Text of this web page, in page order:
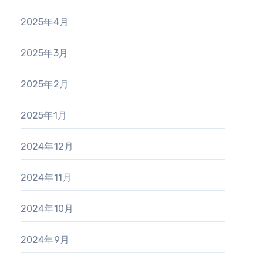
2025年4月
2025年3月
2025年2月
2025年1月
2024年12月
2024年11月
2024年10月
2024年9月